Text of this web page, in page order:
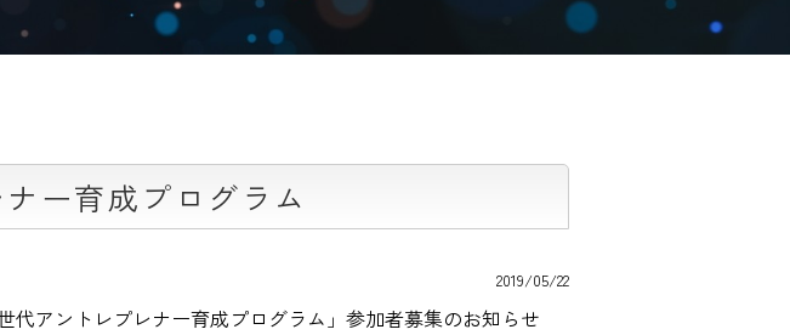
ー育成プログラム
2019/05/22
代アントレプレナー育成プログラム」参加者募集のお知らせ